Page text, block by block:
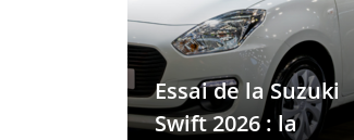
Essai de la Suzuki
Swift 2026 : la